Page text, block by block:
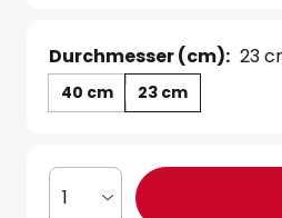
Durchmesser (cm): 23
40 cm 23 cm
1